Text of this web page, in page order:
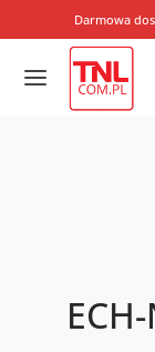
Darmowa